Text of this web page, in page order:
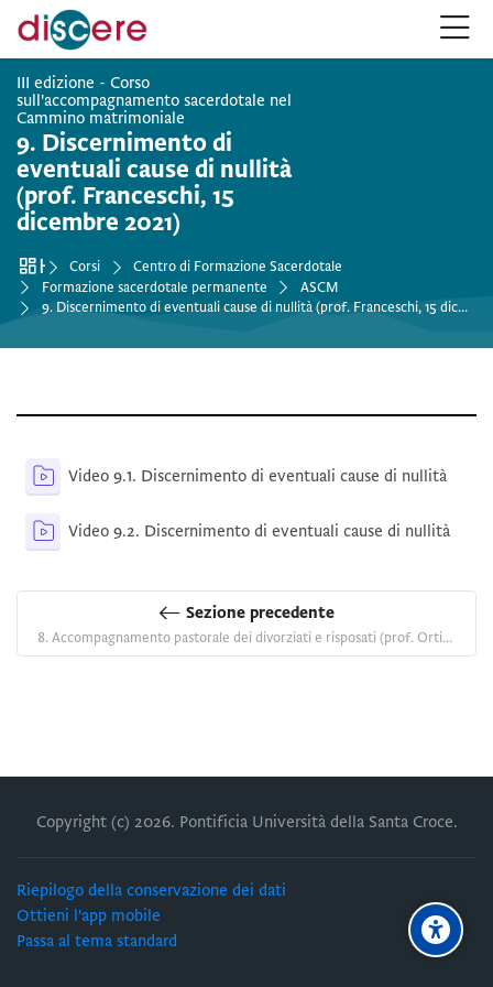
Salta alla navigazione
Salta al form login
Vai al contenuto principale
Salta alle opzioni accessibilità
Salta al footer
Salta opzioni accessibilità
III edizione - Corso
sull'accompagnamento sacerdotale nel
Cammino matrimoniale
9. Discernimento di
eventuali cause di nullità
(prof. Franceschi, 15
dicembre 2021)
Home
Corsi
Centro di Formazione Sacerdotale
Formazione sacerdotale permanente
ASCM
9. Discernimento di eventuali cause di nullità (prof. Franceschi, 15 dicembre 2021)
Video 9.1. Discernimento di eventuali cause di nullità
Video 9.2. Discernimento di eventuali cause di nullità
Sezione precedente
8. Accompagnamento pastorale dei divorziati e risposati (prof. Ortiz, dott.ssa Frisulli, 1 dicembre 2021)
Copyright (c) 2026. Pontificia Università della Santa Croce.
Riepilogo della conservazione dei dati
Ottieni l'app mobile
Passa al tema standard